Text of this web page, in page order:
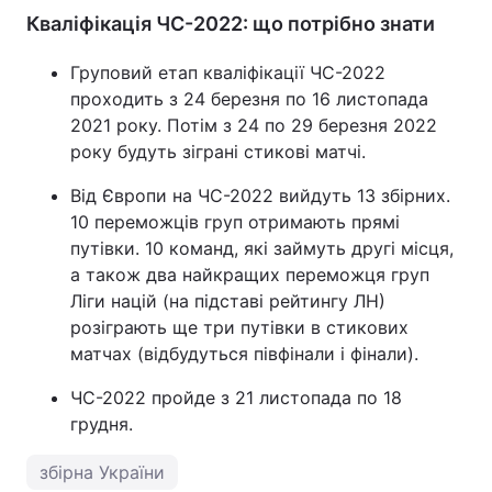
Кваліфікація ЧС-2022: що потрібно знати
Груповий етап кваліфікації ЧС-2022
проходить з 24 березня по 16 листопада
2021 року. Потім з 24 по 29 березня 2022
року будуть зіграні стикові матчі.
Від Європи на ЧС-2022 вийдуть 13 збірних.
10 переможців груп отримають прямі
путівки. 10 команд, які займуть другі місця,
а також два найкращих переможця груп
Ліги націй (на підставі рейтингу ЛН)
розіграють ще три путівки в стикових
матчах (відбудуться півфінали і фінали).
ЧС-2022 пройде з 21 листопада по 18
грудня.
збірна України